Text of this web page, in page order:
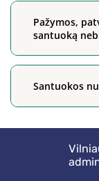
Pažymos,
santuoką
Santuokos